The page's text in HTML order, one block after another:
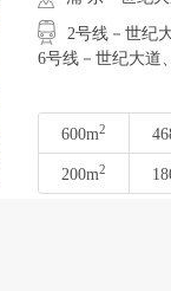
2号线－世纪大
6号线－世纪大道
600m2
200m2